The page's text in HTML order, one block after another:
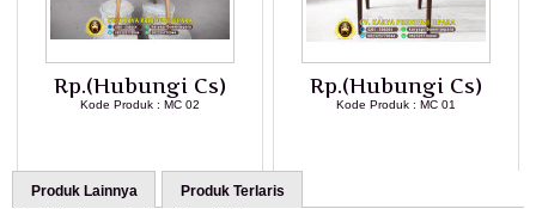
Rp.(Hubungi Cs)
Kode Produk : MC 02
Rp.(Hubungi Cs)
Kode Produk : MC 01
Produk Lainnya Produk Terlaris